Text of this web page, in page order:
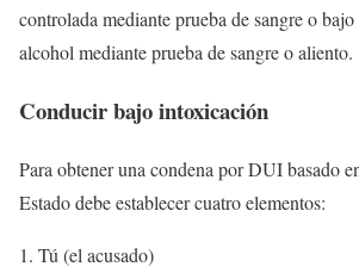
controlada mediante prueba de sangre o
alcohol mediante prueba de sangre o aliento.
Conducir bajo intoxicación
Para obtener una condena por DUI basado
Estado debe establecer cuatro elementos:
Tú (el acusado)